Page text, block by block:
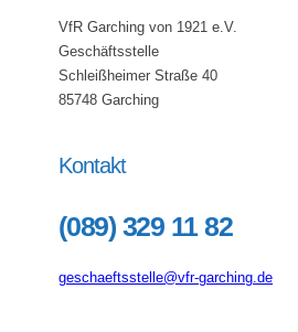
VfR Garching von 1921 e.V.
Geschäftsstelle
Schleißheimer Straße 40
85748 Garching
Kontakt
(089) 329 11 82
geschaeftsstelle@vfr-garching.de